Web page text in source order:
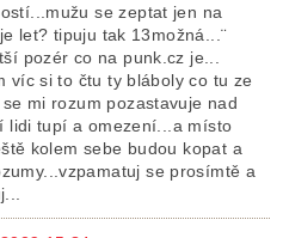
se zeptat jen na
let? tipuju tak 13možná...¨
pozér co na punk.cz je...
víc si to čtu ty bláboly co tu ze
mi rozum pozastavuje nad
lidi tupí a omezení...a místo
kolem sebe budou kopat a
se prosímtě a